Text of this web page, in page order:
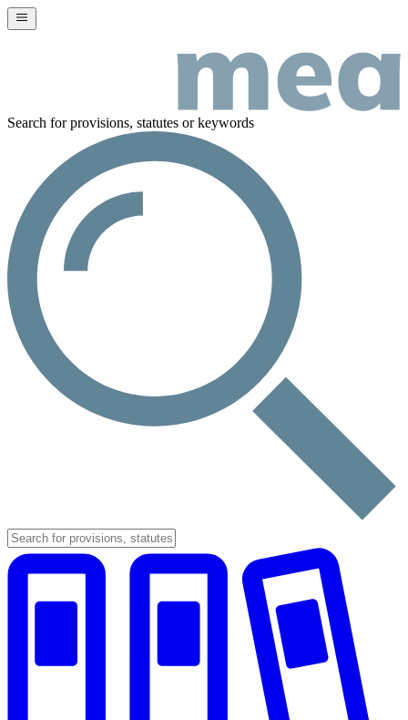
Search for provisions, statutes or keywords